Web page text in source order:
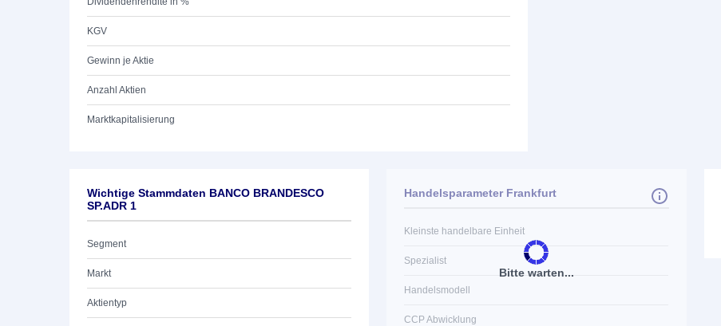
KGV
Gewinn je Aktie
Anzahl Aktien
Marktkapitalisierung
Wichtige Stammdaten BANCO BRANDESCO
SP.ADR 1
Segment
Markt
Aktientyp
Bitte warten...
Handelsparameter Frankfurt
Kleinste handelbare Einheit
Spezialist
Handelsmodell
CCP Abwicklung